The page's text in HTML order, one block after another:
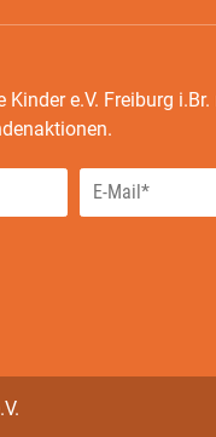
e.V. Freiburg